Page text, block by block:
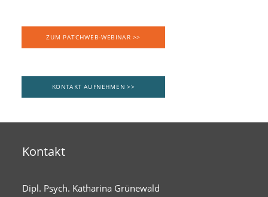
ZUM PATCHWEB-WEBINAR >>
KONTAKT AUFNEHMEN >>
Kontakt
Dipl. Psych. Katharina Grünewald